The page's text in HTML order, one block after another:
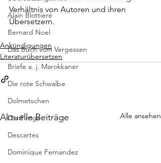
Alain Blottiere
Bernard Noel
Das Buch vom Vergessen
Briefe a. j. Marokkaner
Die rote Schwalbe
Dolmetschen
Die Piroge
Descartes
Dominique Fernandez
Verhältnis von Autoren und ihren
Übersetzern.
Ankündigungen
Literaturübersetzen
Aktuelle Beiträge Alle ansehen